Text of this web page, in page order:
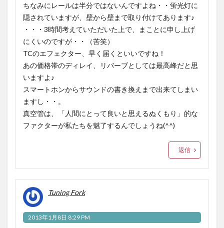
ちなみにレールは半分ではないんですよね・・蛍光灯に
隠されていますが、壁から壁まで取り付けてあります♪
・・・3時間考えていただいた上で、まことに申し上げ
にくいのですが・・（苦笑）
TCのエフェクター、早く届くといいですね！
あの価格帯のディレイ、リバーブとしては最高峰だと思
いますよ♪
スマートホンからサウンドの書き換えまで出来てしまい
ますし・・。
真空管は、「人間にとって良いと思えるぬくもり」的な
ファクターが私たちを魅了するんでしょうね(^^)
返信
Tuning Fork
2013年1月8日 8:29 PM